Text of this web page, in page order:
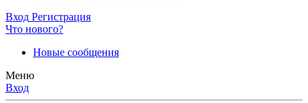
Вход Регистрация
Что нового?
Новые сообщения
Меню
Вход